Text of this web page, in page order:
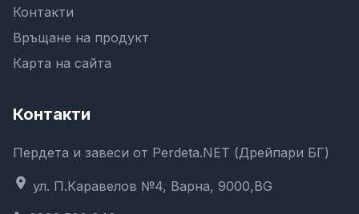
Контакти
Връщане на продукт
Карта на сайта
Контакти
Пердета и завеси от Perdeta.NET (Дрейпари БГ)
location_on ул. П.Каравелов №4, Варна, 9000,BG